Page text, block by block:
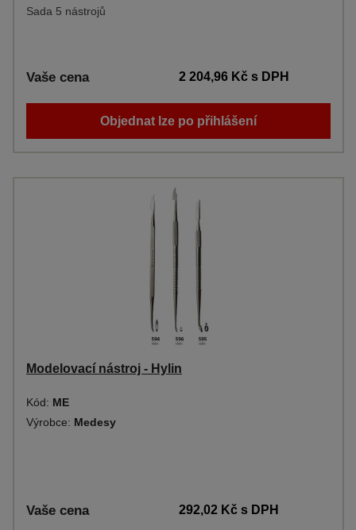
Sada 5 nástrojů
Vaše cena 2 204,96 Kčs DPH
Objednat lze po přihlášení
Modelovací nástroj - Hylin
Kód: ME
Výrobce: Medesy
Vaše cena 292,02 Kčs DPH